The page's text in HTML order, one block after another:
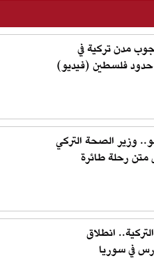
مدن تركية في
فلسطين (فيديو)
وزير الصحة التركي
رحلة طائرة
انطلاق
في سوريا